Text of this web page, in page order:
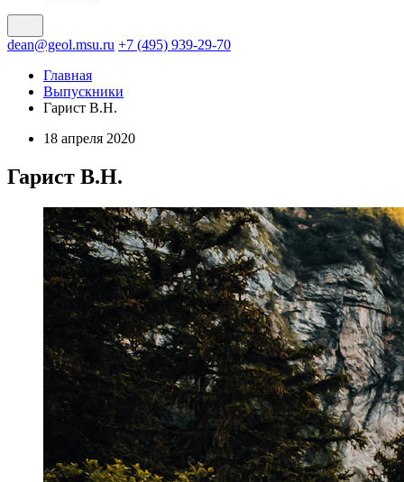
dean@geol.msu.ru +7 (495) 939-29-70
Главная
Выпускники
Гарист В.Н.
18 апреля 2020
Гарист В.Н.